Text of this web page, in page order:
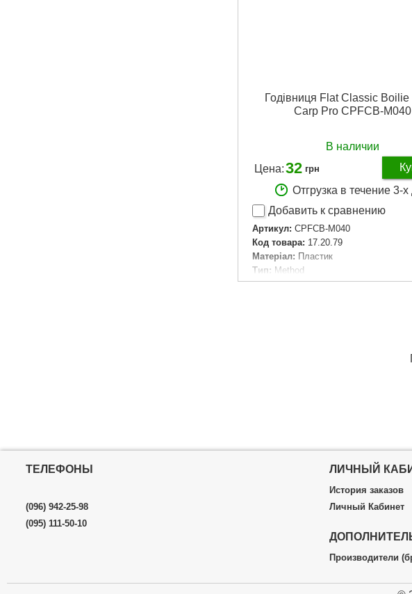
Годівниця Flat Classic Boilie
Carp Pro CPFCB-M040
В наличии
Цена:32 грн
Отгрузка в течение 3-х
Добавить к сравнению
Артикул: CPFCB-M040
Код товара: 17.20.79
Матеріал: Пластик
Тип: Method
Материал: Пластик
ТЕЛЕФОНЫ
(096) 942-25-98
(095) 111-50-10
ЛИЧНЫЙ
История заказов
Личный Кабинет
Производители